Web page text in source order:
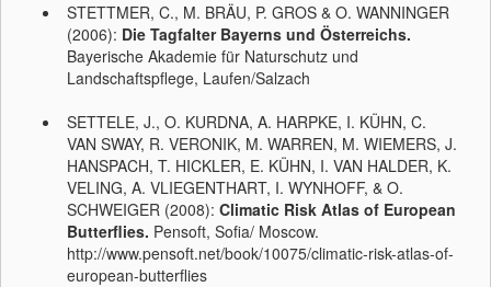
STETTMER, C., M. BRÄU, P. GROS & O. WANNINGER
(2006): Die Tagfalter Bayerns und Österreichs.
Bayerische Akademie für Naturschutz und
Landschaftspflege, Laufen/Salzach
SETTELE, J., O. KURDNA, A. HARPKE, I. KÜHN, C.
VAN SWAY, R. VERONIK, M. WARREN, M. WIEMERS, J.
HANSPACH, T. HICKLER, E. KÜHN, I. VAN HALDER, K.
VELING, A. VLIEGENTHART, I. WYNHOFF, & O.
SCHWEIGER (2008): Climatic Risk Atlas of European
Butterflies. Pensoft, Sofia/ Moscow.
http://www.pensoft.net/book/10075/climatic-risk-atlas-of-
european-butterflies